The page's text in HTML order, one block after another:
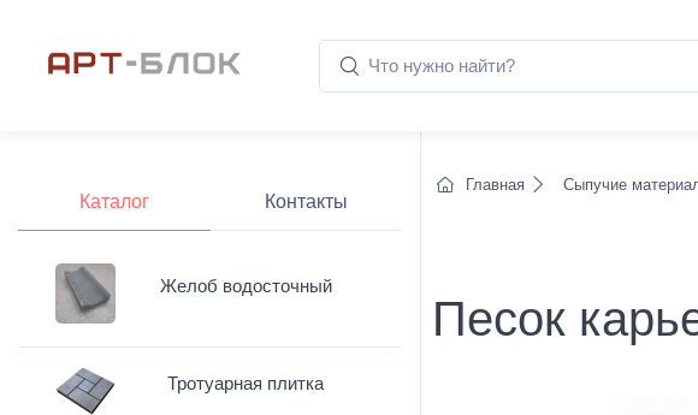
Главная Сыпучие
Песок
Каталог Контакты
Желоб водосточный
Тротуарная плитка